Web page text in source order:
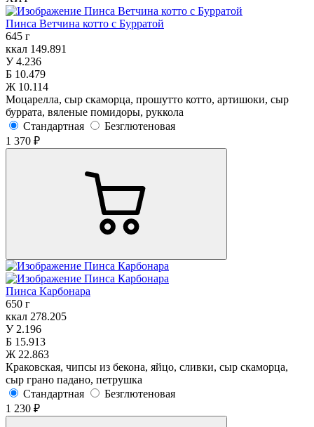
Пинса Ветчина котто с Бурратой
645 г
ккал 149.891
У4.236
Б 10.479
Ж 10.114
Моцарелла, сыр скаморца, прошутто котто, артишоки, сыр
буррата, вяленые помидоры, руккола
Стандартная
Безглютеновая
1 370 ₽
Пинса Карбонара
650 г
ккал 278.205
У2.196
Б 15.913
Ж 22.863
Краковская, чипсы из бекона, яйцо, сливки, сыр скаморца,
сыр грано падано, петрушка
Стандартная
Безглютеновая
1 230 ₽